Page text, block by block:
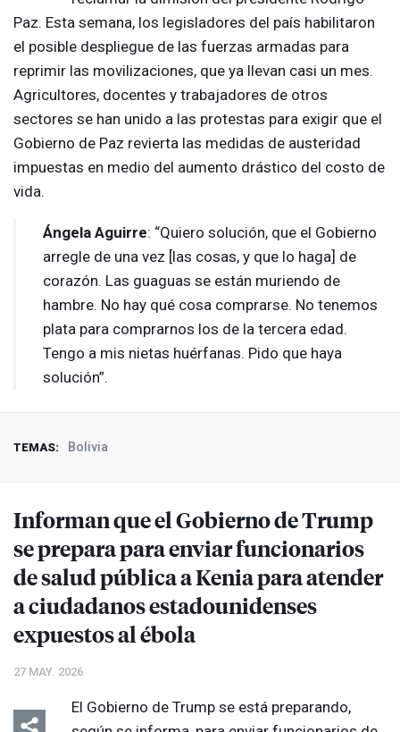
Paz. Esta semana, los legisladores del país habilitaron
el posible despliegue de las fuerzas armadas para
reprimir las movilizaciones, que ya llevan casi un mes.
Agricultores, docentes y trabajadores de otros
sectores se han unido a las protestas para exigir que el
Gobierno de Paz revierta las medidas de austeridad
impuestas en medio del aumento drástico del costo de
vida.
Ángela Aguirre: “Quiero solución, que el Gobierno
arregle de una vez [las cosas, y que lo haga] de
corazón. Las guaguas se están muriendo de
hambre. No hay qué cosa comprarse. No tenemos
plata para comprarnos los de la tercera edad.
Tengo a mis nietas huérfanas. Pido que haya
solución”.
TEMAS: Bolivia
Informan que el Gobierno de Trump
se prepara para enviar funcionarios
de salud pública a Kenia para atender
a ciudadanos estadounidenses
expuestos al ébola
27 MAY. 2026
El Gobierno de Trump se está preparando,